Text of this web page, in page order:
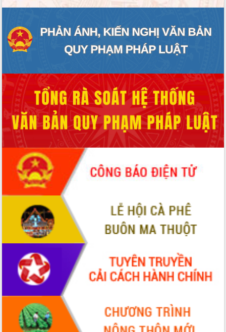
UBND tỉnh họp báo định kỳ tháng 4
năm 2026
Hội thảo khoa học “Giải pháp thúc đẩy
Tăng cường giám sát, đôn đốc thực
hiện nhiệm vụ quản lý tài sản công
hàng tuần
Tháo gỡ những vướng mắc, đẩy mạnh
công tác cải cách thủ tục hành chính
tại Trung tâm Phục vụ hành chính
công tỉnh
Đắk Lắk: Tôn vinh 46 giải pháp tại Hội
thi Sáng tạo Kỹ thuật 2024 - 2025
Đắk Lắk rà soát, điều chỉnh Đề án 190
về phát triển nuôi trồng thủy sản
Phó Chủ tịch UBND tỉnh Đắk Lắk
Trương Công Thái kiểm tra thực địa
Dự án cao tốc Khánh Hòa - Buôn Ma
Thuột
Định vị cà phê Việt Nam như một “di
sản sống” trong dòng chảy toàn cầu
Xây dựng nông thôn mới: Nâng cao đời
sống người dân từ những mô hình thiết
Quyết liệt tháo gỡ vướng mắc, đẩy
nhanh tiến độ các dự án trọng điểm
trong Khu kinh tế Nam Phú Yên